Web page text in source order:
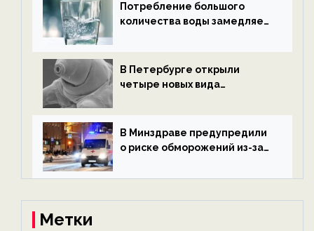
Потребление большого
количества воды замедляет
В Петербурге открыли
четыре новых вида
экологии на ECOportal
В Минздраве предупредили
о риске обморожений из-за
на ECOportal
Метки